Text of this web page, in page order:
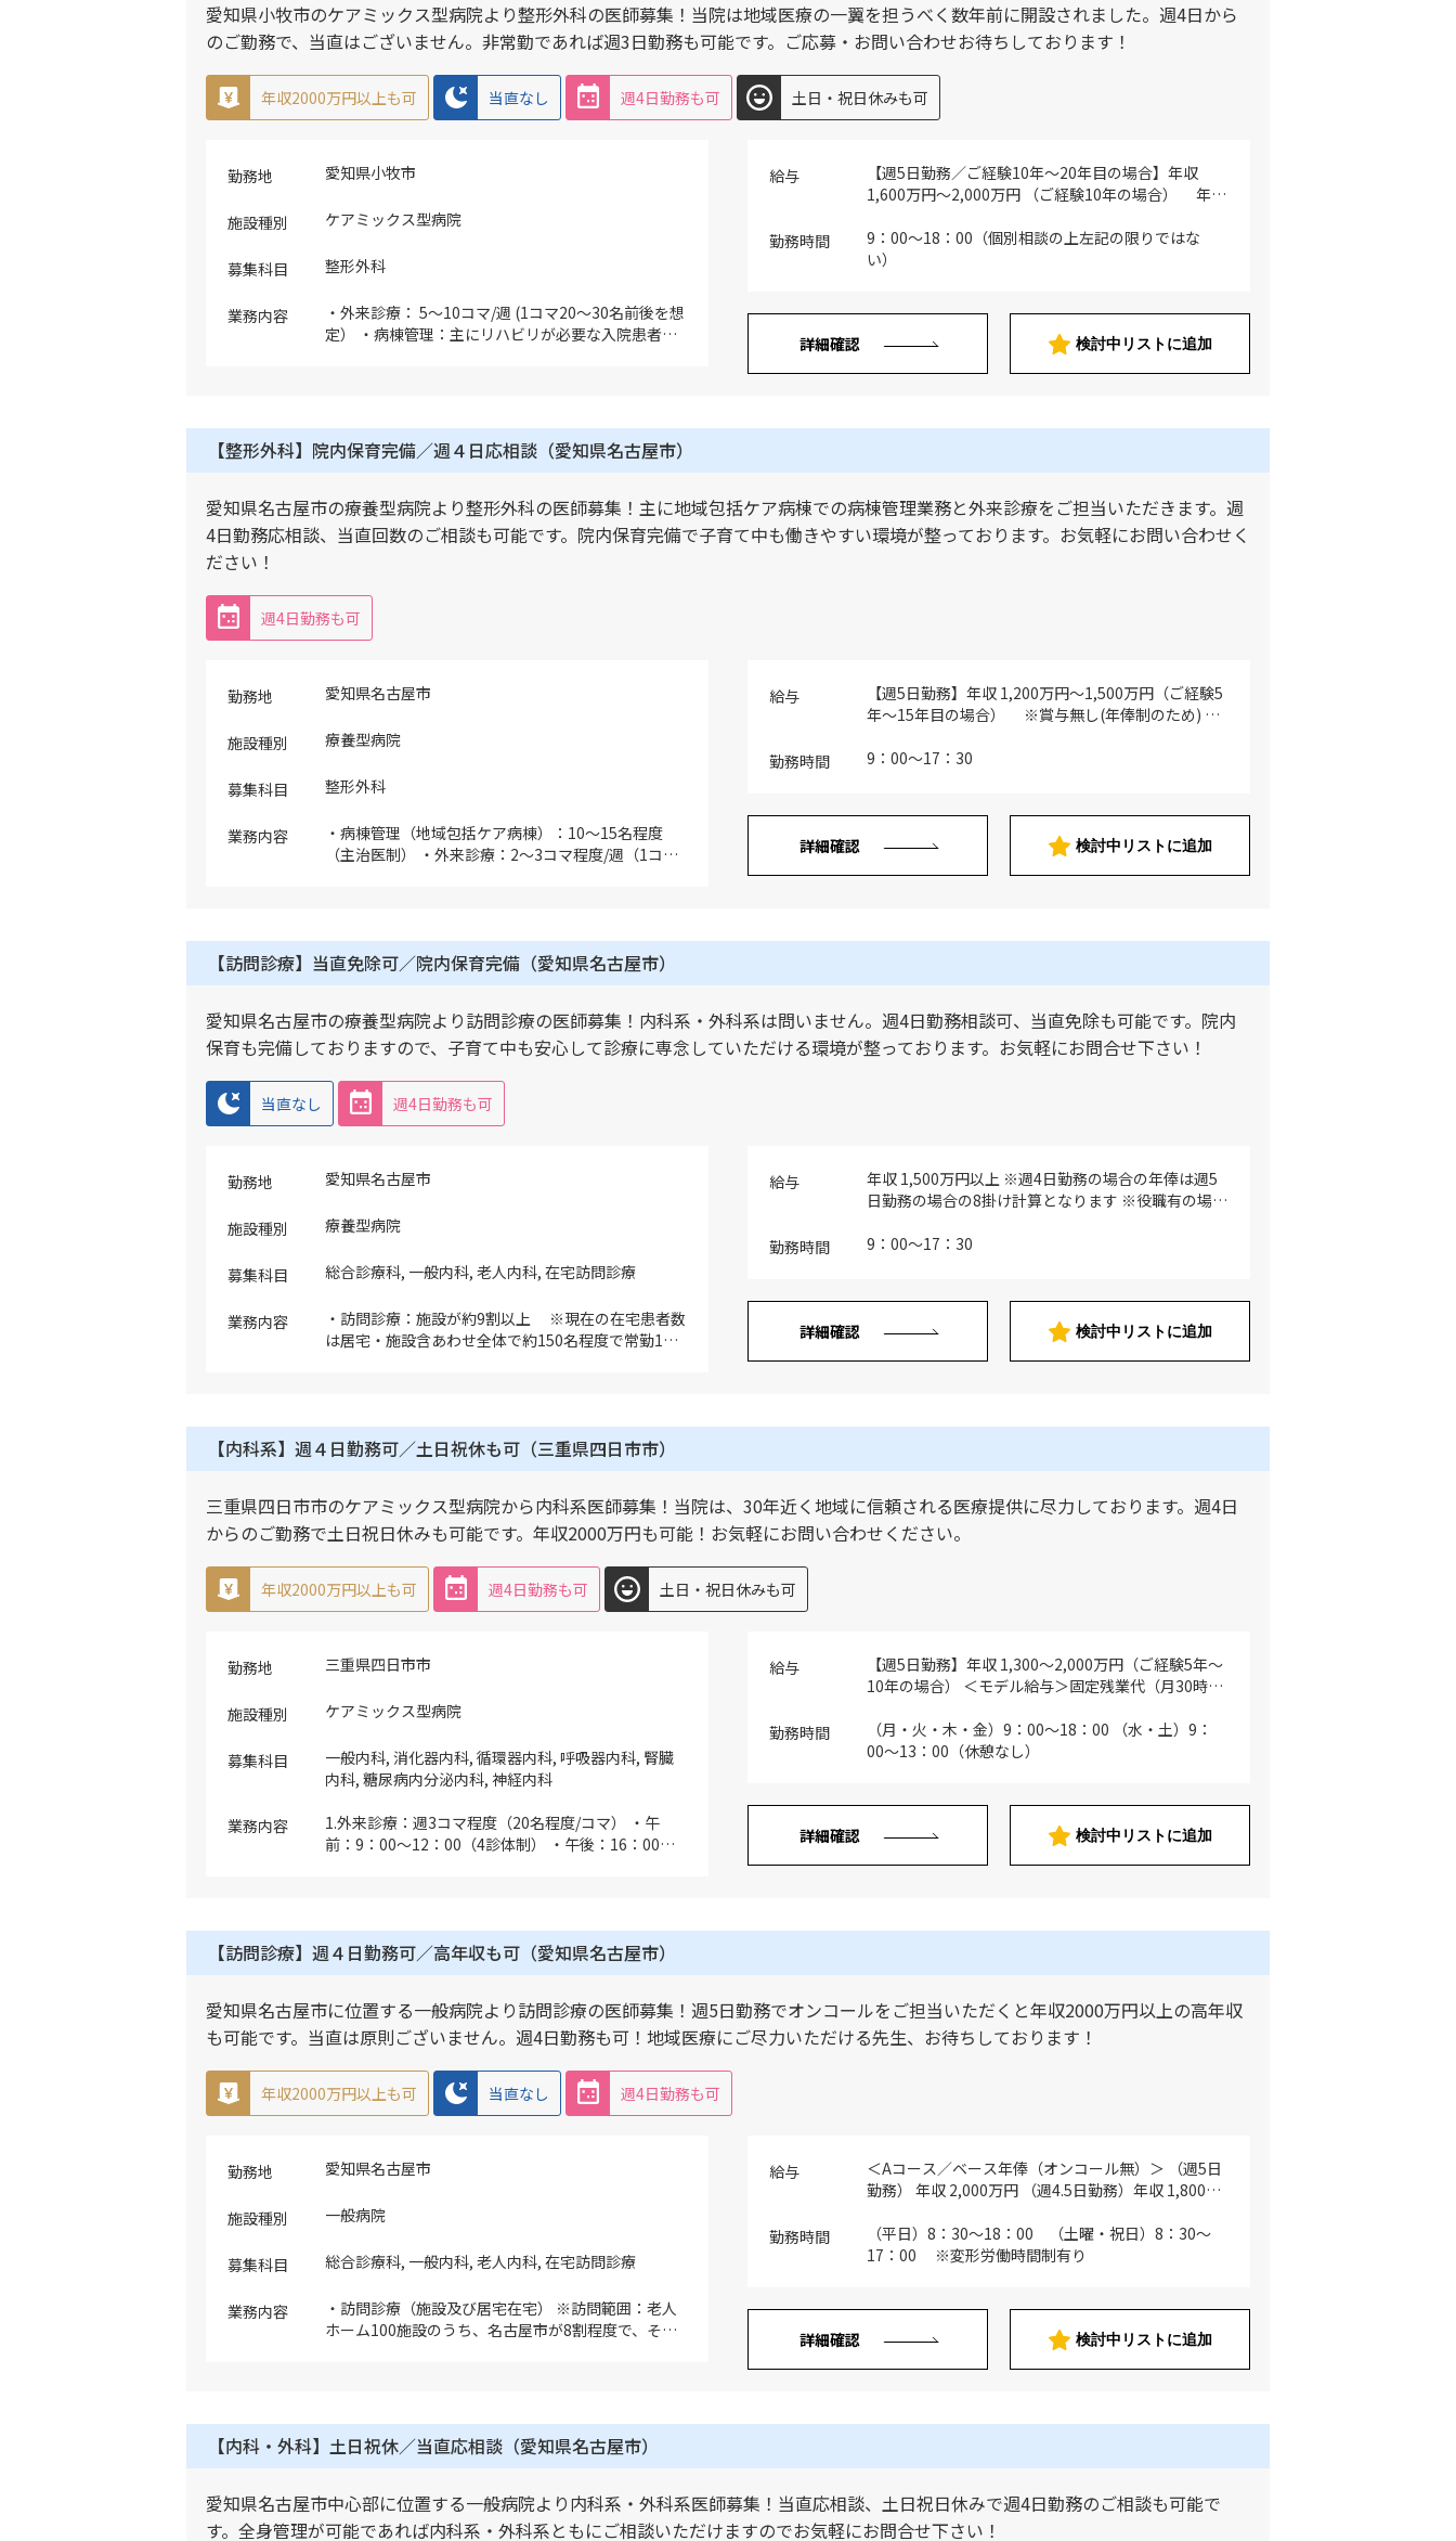
オーダリング：なし ※PACS：あり（ドクターネッ
ト） ※訪問診療の立ち上げにご協力いただける医師
ご勤務いただき、訪問診療の患者数増加に伴い将来
的には訪問診療を中心とした勤務へ移行していただ
いく予定です ※現在は病院でカルテ入力を行ってお
に適した電子カルテの導入も検討しております
愛知県小牧市のケアミックス型病院より整形外科の医師募集！当院は地域医療の一翼を担うべく数年前に開設されました。週4日から
のご勤務で、当直はございません。非常勤であれば週3日勤務も可能です。ご応募・お問い合わせお待ちしております！
年収2000万円以上も可 当直なし 週4日勤務も可 土日・祝日休みも可
勤務地 愛知県小牧市
施設種別 ケアミックス型病院
募集科目 整形外科
業務内容
・外来診療： 5～10コマ/週 (1コマ20～30名前後を想
定） ・病棟管理：主にリハビリが必要な入院患者の
給与
【週5日勤務／ご経験10年～20年目の場合】年収
1,600万円～2,000万円 （ご経験10年の場合） 年収
（ご経験20年目の場合）年収 2,000万円 【週4日勤務
／ご経験10年～20年目の場合】年収 1,440万円～
物評価の上査定 ※固定残業代（月40時間分）含む ※
賞与無し（医師は年俸制のため）
勤務時間
9：00～18：00（個別相談の上左記の限りではな
い）
詳細確認 検討中リストに追加
【整形外科】院内保育完備／週４日応相談（愛知県名古屋市）
愛知県名古屋市の療養型病院より整形外科の医師募集！主に地域包括ケア病棟での病棟管理業務と外来診療をご担当いただきます。週
4日勤務応相談、当直回数のご相談も可能です。院内保育完備で子育て中も働きやすい環境が整っております。お気軽にお問い合わせく
ださい！
週4日勤務も可
勤務地 愛知県名古屋市
施設種別 療養型病院
募集科目 整形外科
業務内容
・病棟管理（地域包括ケア病棟）：10～15名程度
（主治医制） ・外来診療：2～3コマ程度/週（1コマ
応相談
給与
【週5日勤務】年収 1,200万円～1,500万円（ご経験5
年～15年目の場合） ※賞与無し(年俸制のため) ※
長以上は管理監督者のため役職給を別途支給） ※
（部長の場合）年収 1,600万円以上（経験等
考慮） ※日当直手当は別途支給 ※週4日勤務の場合
勤務時間 9：00～17：30
詳細確認 検討中リストに追加
【訪問診療】当直免除可／院内保育完備（愛知県名古屋市）
愛知県名古屋市の療養型病院より訪問診療の医師募集！内科系・外科系は問いません。週4日勤務相談可、当直免除も可能です。院内
保育も完備しておりますので、子育て中も安心して診療に専念していただける環境が整っております。お気軽にお問合せ下さい！
当直なし 週4日勤務も可
勤務地 愛知県名古屋市
施設種別 療養型病院
募集科目 総合診療科, 一般内科, 老人内科, 在宅訪問診療
業務内容
・訪問診療：施設が約9割以上 ※現在の在宅患者数
は居宅・施設含あわせ全体で約150名程度で常勤1名
患者入院時の主治医（数名程度・他の常勤医が入院
を担当し訪問診療に専念することも可）
給与
年収 1,500万円以上 ※週4日勤務の場合の年俸は週5
日勤務の場合の8掛け計算となります ※役職有の場合
勤務時間
9：00～17：30
詳細確認 検討中リストに追加
【内科系】週４日勤務可／土日祝休も可（三重県四日市市）
三重県四日市市のケアミックス型病院から内科系医師募集！当院は、30年近く地域に信頼される医療提供に尽力しております。週4日
からのご勤務で土日祝日休みも可能です。年収2000万円も可能！お気軽にお問い合わせください。
年収2000万円以上も可 週4日勤務も可 土日・祝日休みも可
勤務地 三重県四日市市
施設種別 ケアミックス型病院
募集科目
一般内科, 消化器内科, 循環器内科, 呼吸器内科, 腎臓
内科, 糖尿病内分泌内科, 神経内科
業務内容
1.外来診療：週3コマ程度（20名程度/コマ） ・午
前：9：00～12：00（4診体制） ・午後：16：00～
期リハビリテーション）：15名程度（主治医制） ※
主に一般・地域包括ケア病棟 ※オンコールは週数
回、ほぼ電話対応のみ 3.訪問診療：週1～2コマ（3名
当） ※在宅療養支援病院の申請は無 ※緊急は業務時
間内のみの対応（月数回） 4.救急対応：主にかかり
種：主は外来診療中（行政からの依頼があれば別枠
で施行） 6.宿直、早出、残り番 ※宿直：月1回程度、
り番：当直が非常勤医の場合、業務終了時間から到
給与
【週5日勤務】年収 1,300～2,000万円（ご経験5年～
10年の場合） ＜モデル給与＞固定残業代（月30時間
万円 （ご経験10年目の場合）年収 1,600～2,000万
円 【週4日勤務】年収 1,040～1,600万円（ご経験5年
1,600万円 ※スキル等に応じてこの限りではない ※
上記年俸幅は、採用面談での人物評価、業務内容詳
勤務時間
（月・火・木・金）9：00～18：00 （水・土）9：
00～13：00（休憩なし）
詳細確認 検討中リストに追加
【訪問診療】週４日勤務可／高年収も可（愛知県名古屋市）
愛知県名古屋市に位置する一般病院より訪問診療の医師募集！週5日勤務でオンコールをご担当いただくと年収2000万円以上の高年収
も可能です。当直は原則ございません。週4日勤務も可！地域医療にご尽力いただける先生、お待ちしております！
年収2000万円以上も可 当直なし 週4日勤務も可
勤務地 愛知県名古屋市
施設種別 一般病院
募集科目 総合診療科, 一般内科, 老人内科, 在宅訪問診療
業務内容
・訪問診療（施設及び居宅在宅） ※訪問範囲：老人
ホーム100施設のうち、名古屋市が8割程度で、その
は、居宅患者100名 ※対応数や評価に応じて、給与査
定の変動あり（施設・居宅の比率は個別相談可能）
疾患、薬の処方 ※運転は施設訪問の場合は、基本的
には法人車両にて医師本人が対応（但し、運転不可
給与
＜Aコース／ベース年俸（オンコール無）＞ （週5日
勤務） 年収 2,000万円 （週4.5日勤務）年収 1,800万
ール2ndコール（月約1週間の持ち回り／出動無し）
＞ （週5日勤務） 年収 2,200万円 （週4.5日勤務）
せん（出動は委託会社が対応致します） ※担当患者
数の調整（施設患者：220名程度、居宅患者：80名程
勤務／8：30～18：00） 年収 1,620万円 （週5日
勤務時間
（平日）8：30～18：00 （土曜・祝日）8：30～
17：00 ※変形労働時間制有り
詳細確認 検討中リストに追加
【内科・外科】土日祝休／当直応相談（愛知県名古屋市）
愛知県名古屋市中心部に位置する一般病院より内科系・外科系医師募集！当直応相談、土日祝日休みで週4日勤務のご相談も可能で
す。全身管理が可能であれば内科系・外科系ともにご相談いただけますのでお気軽にお問合せ下さい！